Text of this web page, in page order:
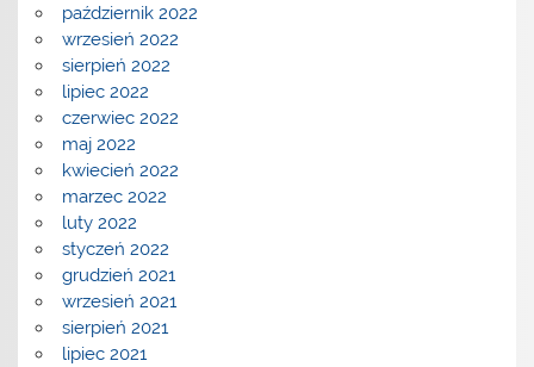
październik 2022
wrzesień 2022
sierpień 2022
lipiec 2022
czerwiec 2022
maj 2022
kwiecień 2022
marzec 2022
luty 2022
styczeń 2022
grudzień 2021
wrzesień 2021
sierpień 2021
lipiec 2021